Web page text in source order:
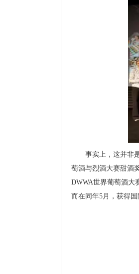
事实上，这并非是
萄酒与烈酒大赛甜酒
DWWA世界葡萄酒大
而在同年5月，获得国